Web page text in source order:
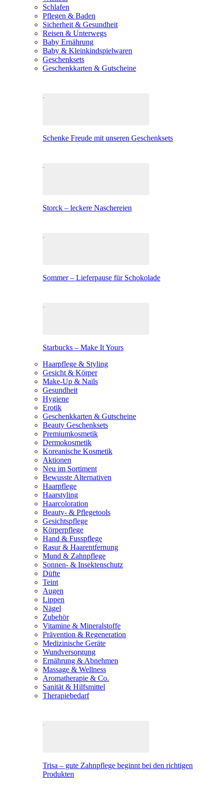
Schlafen
Pflegen & Baden
Sicherheit & Gesundheit
Reisen & Unterwegs
Baby Ernährung
Baby & Kleinkindspielwaren
Geschenksets
Geschenkkarten & Gutscheine
Schenke Freude mit unseren Geschenksets
Storck – leckere Naschereien
Sommer – Lieferpause für Schokolade
Starbucks – Make It Yours
Haarpflege & Styling
Gesicht & Körper
Make-Up & Nails
Gesundheit
Hygiene
Erotik
Geschenkkarten & Gutscheine
Beauty Geschenksets
Premiumkosmetik
Dermokosmetik
Koreanische Kosmetik
Aktionen
Neu im Sortiment
Bewusste Alternativen
Haarpflege
Haarstyling
Haarcoloration
Beauty- & Pflegetools
Gesichtspflege
Körperpflege
Hand & Fusspflege
Rasur & Haarentfernung
Mund & Zahnpflege
Sonnen- & Insektenschutz
Düfte
Teint
Augen
Lippen
Nägel
Zubehör
Vitamine & Mineralstoffe
Prävention & Regeneration
Medizinische Geräte
Wundversorgung
Ernährung & Abnehmen
Massage & Wellness
Aromatherapie & Co.
Sanität & Hilfsmittel
Therapiebedarf
Trisa – gute Zahnpflege beginnt bei den richtigen
Produkten